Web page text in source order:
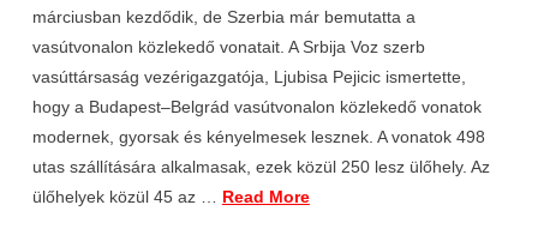
márciusban kezdődik, de Szerbia már bemutatta a
vasútvonalon közlekedő vonatait. A Srbija Voz szerb
vasúttársaság vezérigazgatója, Ljubisa Pejicic ismertette,
hogy a Budapest–Belgrád vasútvonalon közlekedő vonatok
modernek, gyorsak és kényelmesek lesznek. A vonatok 498
utas szállítására alkalmasak, ezek közül 250 lesz ülőhely. Az
ülőhelyek közül 45 az … Read More